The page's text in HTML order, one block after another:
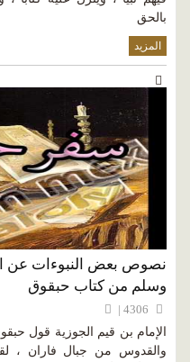
بالحق
المزيد
نصوص بعض النبوءات عن
وسلم من كتاب حبقوق
الإمام بن قيم الجوزية قول
والقدوس من جبال فاران ،